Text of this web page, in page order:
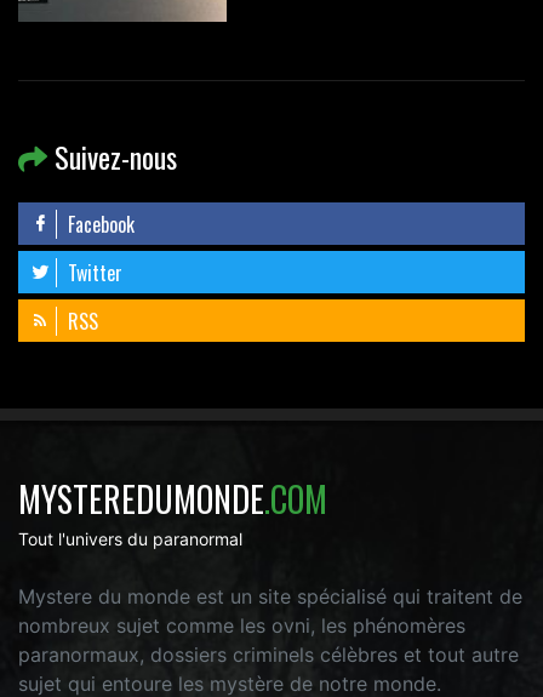
Suivez-nous
Facebook
Twitter
RSS
MYSTEREDUMONDE.COM
Tout l'univers du paranormal
Mystere du monde est un site spécialisé qui traitent de
nombreux sujet comme les ovni, les phénomères
paranormaux, dossiers criminels célèbres et tout autre
sujet qui entoure les mystère de notre monde.